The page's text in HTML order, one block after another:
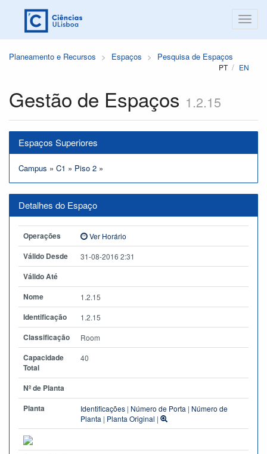
Planeamento e Recursos Espaços Pesquisa de Espaços
PT EN
Gestão de Espaços 1.2.15
Espaços Superiores
Campus » C1 » Piso 2 »
Detalhes do Espaço
Operações Ver Horário
Válido Desde 31-08-2016 2:31
Válido Até
Nome
1.2.15
Identificação 1.2.15
Classificação Room
Capacidade
Total
40
Nº de Planta
Planta
Identificações | Número de Porta | Número de
Planta | Planta Original |